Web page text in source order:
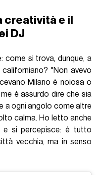
creatività e il
DJ
come si trova, dunque, a
"Non avevo
Milano è noiosa o
è assurdo dire che sia
a ogni angolo come altre
calma. Ho letto anche
e si percepisce: è tutto
vecchia, ma in senso